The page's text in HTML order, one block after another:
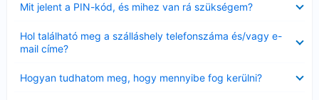
Mit jelent a PIN-kód, és mihez van rá szükségem?
Hol található meg a szálláshely telefonszáma és/vagy e-
mail címe?
Hogyan tudhatom meg, hogy mennyibe fog kerülni?